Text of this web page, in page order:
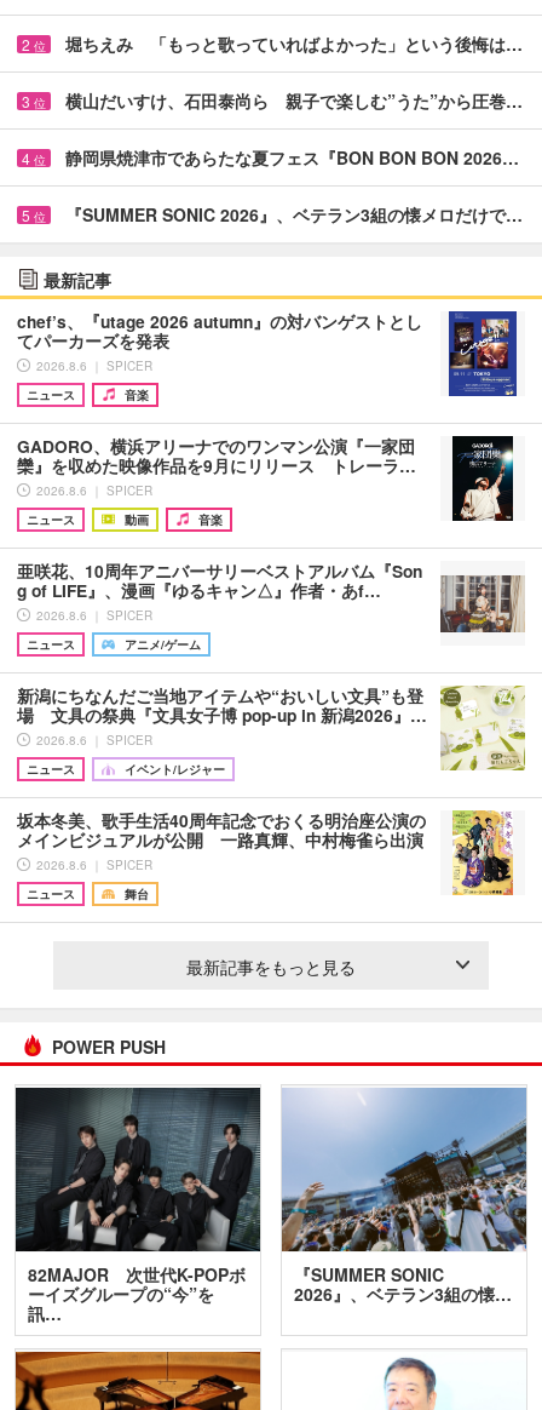
2 位 堀ちえみ 「もっと歌っていればよかった」という後悔は…
3 位 横山だいすけ、石田泰尚ら 親子で楽しむ”うた”から圧巻…
4 位 静岡県焼津市であらたな夏フェス『BON BON BON 2026…
5 位 『SUMMER SONIC 2026』、ベテラン3組の懐メロだけで…
最新記事
chef’s、『utage 2026 autumn』の対バンゲストとし
てパーカーズを発表
2026.8.6 ｜ SPICER
ニュース
音楽
GADORO、横浜アリーナでのワンマン公演『一家団
欒』を収めた映像作品を9月にリリース トレーラ…
2026.8.6 ｜ SPICER
ニュース
動画 音楽
亜咲花、10周年アニバーサリーベストアルバム『Son
g of LIFE』、漫画『ゆるキャン△』作者・あf…
2026.8.6 ｜ SPICER
ニュース
アニメ/ゲーム
新潟にちなんだご当地アイテムや“おいしい文具”も登
場 文具の祭典『文具女子博 pop-up in 新潟2026』…
2026.8.6 ｜ SPICER
ニュース
イベント/レジャー
坂本冬美、歌手生活40周年記念でおくる明治座公演の
メインビジュアルが公開 一路真輝、中村梅雀ら出演
2026.8.6 ｜ SPICER
ニュース
舞台
最新記事をもっと見る
POWER PUSH
82MAJOR 次世代K-POPボ
ーイズグループの“今”を
訊…
『SUMMER SONIC
2026』、ベテラン3組の懐…